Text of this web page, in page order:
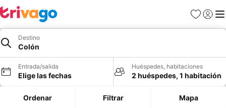
Favoritos
Iniciar
Destino
Colón
Entrada/salida
Elige las fechas
Huéspedes, habitaciones
2 huéspedes, 1 habitación
Ordenar Filtrar Mapa